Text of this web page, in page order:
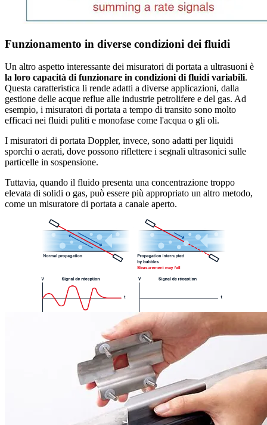
Funzionamento in diverse condizioni dei fluidi
Un altro aspetto interessante dei misuratori di portata a ultrasuoni è
la loro capacità di funzionare in condizioni di fluidi variabili.
Questa caratteristica li rende adatti a diverse applicazioni, dalla
gestione delle acque reflue alle industrie petrolifere e del gas. Ad
esempio, i misuratori di portata a tempo di transito sono molto
efficaci nei fluidi puliti e monofase come l'acqua o gli oli.
I misuratori di portata Doppler, invece, sono adatti per liquidi
sporchi o aerati, dove possono riflettere i segnali ultrasonici sulle
particelle in sospensione.
Tuttavia, quando il fluido presenta una concentrazione troppo
elevata di solidi o gas, può essere più appropriato un altro metodo,
come un misuratore di portata a canale aperto.